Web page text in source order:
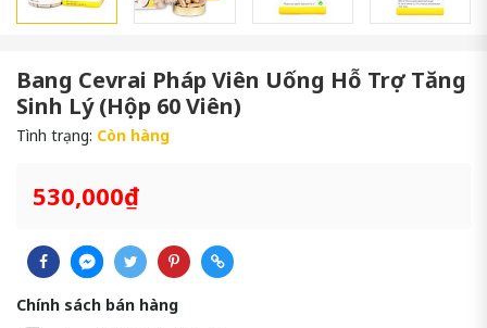
Bang Cevrai Pháp Viên Uống Hỗ Trợ Tăng
Sinh Lý (Hộp 60 Viên)
Tình trạng: Còn hàng
530,000₫
Chính sách bán hàng